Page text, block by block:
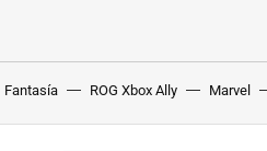
Fantasía ROG Xbox Ally Marvel